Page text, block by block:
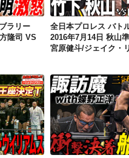
ラリー
隆司 VS
全日本プロレス バト
2016年7月14日 秋山
宮原健斗/ジェイク・
全日本プロレス バトルライブラリー 2000年10月14日 三冠ヘビー級王者決定トーナメント1回戦 川田利明 VS スティーブ・ウイリアムス